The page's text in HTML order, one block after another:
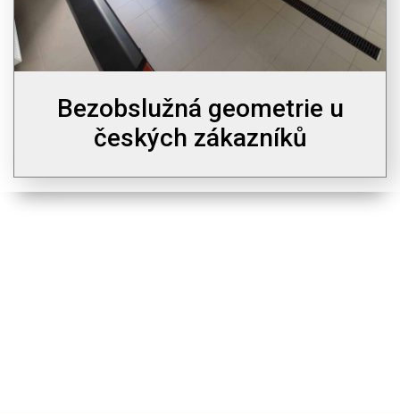
Bezobslužná geometrie u
českých zákazníků